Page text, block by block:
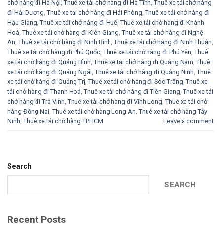
chở hàng đi Hà Nội, Thuê xe tải chở hàng đi Hà Tĩnh, Thuê xe tải chở hàng
đi Hải Dương, Thuê xe tải chở hàng đi Hải Phòng, Thuê xe tải chở hàng đi
Hậu Giang, Thuê xe tải chở hàng đi Huế, Thuê xe tải chở hàng đi Khánh
Hoà, Thuê xe tải chở hàng đi Kiên Giang, Thuê xe tải chở hàng đi Nghệ
An, Thuê xe tải chở hàng đi Ninh Bình, Thuê xe tải chở hàng đi Ninh Thuận,
Thuê xe tải chở hàng đi Phú Quốc, Thuê xe tải chở hàng đi Phú Yên, Thuê
xe tải chở hàng đi Quảng Bình, Thuê xe tải chở hàng đi Quảng Nam, Thuê
xe tải chở hàng đi Quảng Ngãi, Thuê xe tải chở hàng đi Quảng Ninh, Thuê
xe tải chở hàng đi Quảng Trị, Thuê xe tải chở hàng đi Sóc Trăng, Thuê xe
tải chở hàng đi Thanh Hoá, Thuê xe tải chở hàng đi Tiền Giang, Thuê xe tải
chở hàng đi Trà Vinh, Thuê xe tải chở hàng đi Vĩnh Long, Thuê xe tải chở
hàng Đồng Nai, Thuê xe tải chở hàng Long An, Thuê xe tải chở hàng Tây
Ninh, Thuê xe tải chở hàng TPHCM Leave a comment
Search
SEARCH
Recent Posts